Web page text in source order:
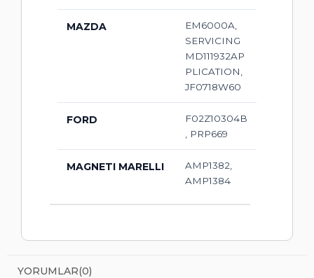
MAZDA
EM6000A,
SERVICING
MD111932AP
PLICATION,
JF0718W60
FORD
F02Z10304B
, PRP669
MAGNETI MARELLI
AMP1382,
AMP1384
YORUMLAR(0)